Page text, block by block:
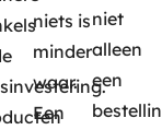
niets is
minder
waar.
Een
niet
alleen
een